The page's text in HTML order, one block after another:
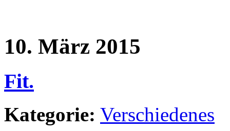
10. März 2015
Fit.
Kategorie: Verschiedenes